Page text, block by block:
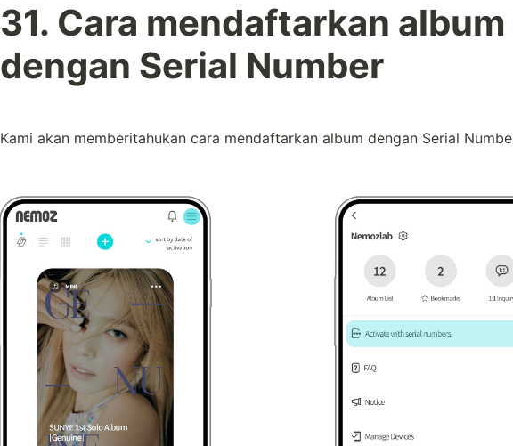
31. Cara mendaftarkan album
dengan Serial Number
Kami akan memberitahukan cara mendaftarkan album dengan Serial